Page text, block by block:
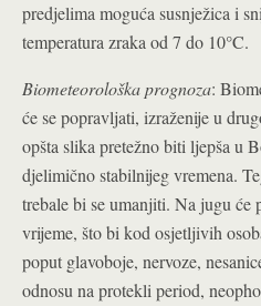
predjelima moguća susnježica i
temperatura zraka od 7 do 10°C.
Biometeorološka prognoza:
će se popravljati, izraženije u
opšta slika pretežno biti ljepša u
djelimično stabilnijeg vremena.
trebale bi se umanjiti. Na jugu će
vrijeme, što bi kod osjetljivih
poput glavoboje, nervoze,
odnosu na protekli period,